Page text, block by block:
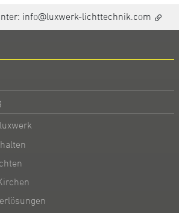
info@luxwerk-lichttechnik.com